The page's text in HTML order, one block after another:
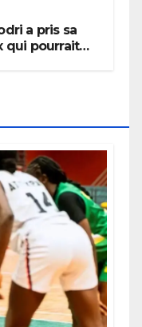
a pris sa
qui pourrait